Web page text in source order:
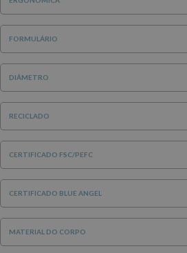
FORMULÁRIO
DIÂMETRO
RECICLADO
CERTIFICADO FSC/PEFC
CERTIFICADO BLUE ANGEL
MATERIAL DO CORPO